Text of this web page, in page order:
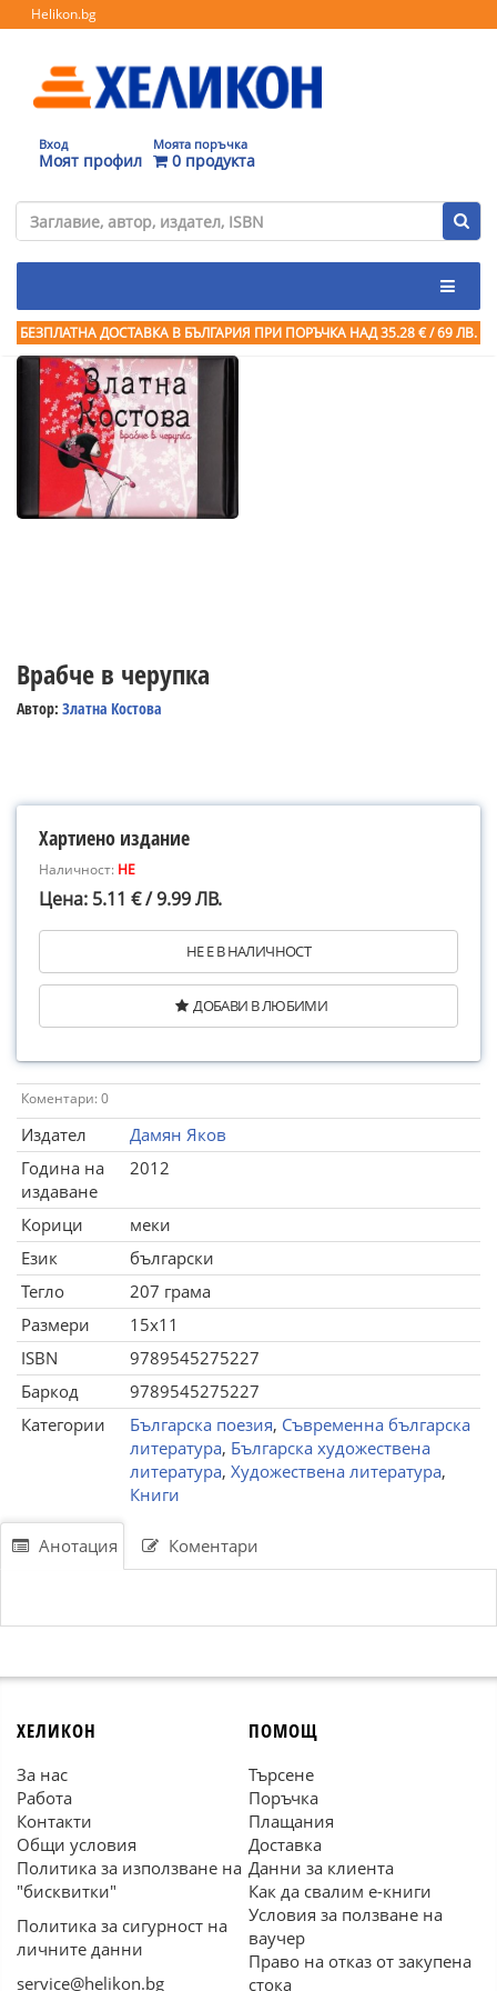
Helikon.bg
Вход
Моят профил
Моята поръчка
0 продукта
БЕЗПЛАТНА ДОСТАВКА В БЪЛГАРИЯ ПРИ ПОРЪЧКА НАД 35.28 € / 69 ЛВ.
Врабче в черупка
Автор: Златна Костова
Хартиено издание
Наличност: НЕ
Цена: 5.11 € / 9.99 ЛВ.
НЕ Е В НАЛИЧНОСТ
ДОБАВИ В ЛЮБИМИ
Коментари: 0
Издател
Дамян Яков
Година на
издаване
2012
Корици
меки
Език
български
Тегло
207 грама
Размери
15x11
ISBN
9789545275227
Баркод
9789545275227
Категории
Българска поезия, Съвременна българска
литература, Българска художествена
литература, Художествена литература,
Книги
Анотация Коментари
ХЕЛИКОН
За нас
Работа
Контакти
Общи условия
Политика за използване на
"бисквитки"
Политика за сигурност на
личните данни
service@helikon.bg
ПОМОЩ
Търсене
Поръчка
Плащания
Доставка
Данни за клиента
Как да свалим е-книги
Условия за ползване на
ваучер
Право на отказ от закупена
стока